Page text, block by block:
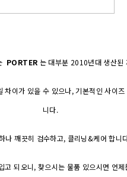
PORTER 는 대부분 2010년대 생산된
차이가 있을 수 있으나, 기본적인 사이
니다.
나 깨끗히 검수하고, 클리닝&케어 합니
고 되오니, 찾으시는 물품 있으시면 언제